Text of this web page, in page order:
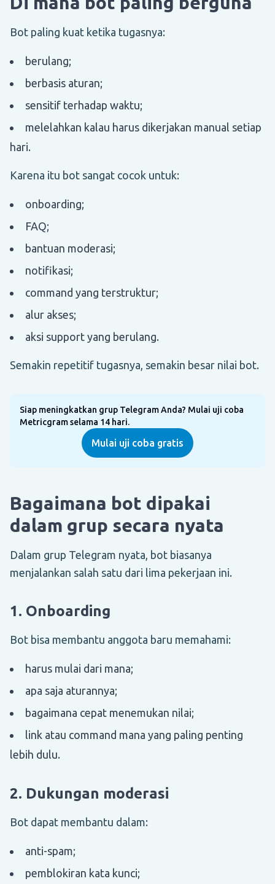
Bot paling kuat ketika tugasnya:
berulang;
berbasis aturan;
sensitif terhadap waktu;
melelahkan kalau harus dikerjakan manual setiap
hari.
Karena itu bot sangat cocok untuk:
onboarding;
FAQ;
bantuan moderasi;
notifikasi;
command yang terstruktur;
alur akses;
aksi support yang berulang.
Semakin repetitif tugasnya, semakin besar nilai bot.
Siap meningkatkan grup Telegram Anda? Mulai uji coba
Metricgram selama 14 hari.
Mulai uji coba gratis
Bagaimana bot dipakai
dalam grup secara nyata
Dalam grup Telegram nyata, bot biasanya
menjalankan salah satu dari lima pekerjaan ini.
1. Onboarding
Bot bisa membantu anggota baru memahami:
harus mulai dari mana;
apa saja aturannya;
bagaimana cepat menemukan nilai;
link atau command mana yang paling penting
lebih dulu.
2. Dukungan moderasi
Bot dapat membantu dalam:
anti-spam;
pemblokiran kata kunci;